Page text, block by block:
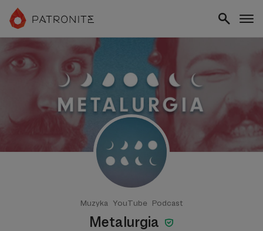
Muzyka YouTube Podcast
Metalurgia